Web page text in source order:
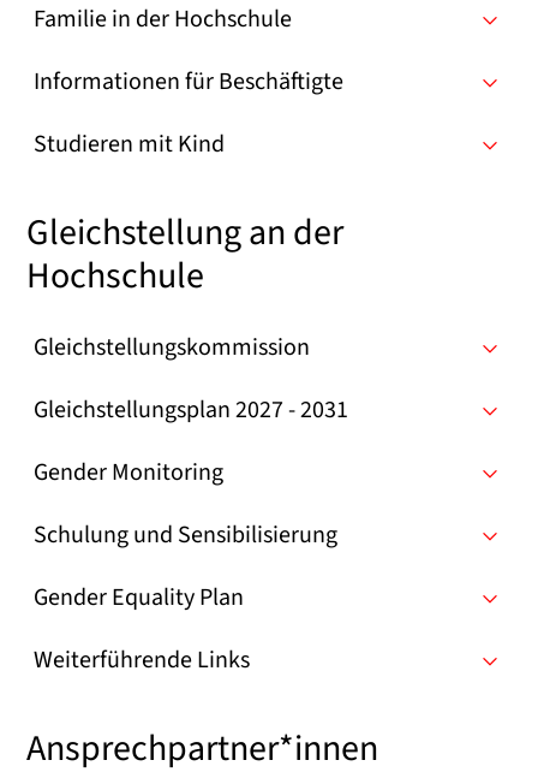
Familie in der Hochschule
Informationen für Beschäftigte
Studieren mit Kind
Gleichstellung an der
Hochschule
Gleichstellungskommission
Gleichstellungsplan 2027 - 2031
Gender Monitoring
Schulung und Sensibilisierung
Gender Equality Plan
Weiterführende Links
Ansprechpartner*innen